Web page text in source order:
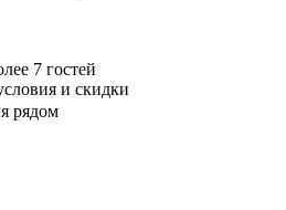
7 гостей
и скидки
рядом